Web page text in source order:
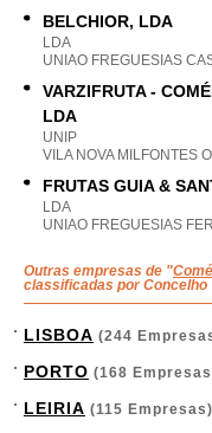
BELCHIOR, LDA
LDA
UNIAO FREGUESIAS
VARZIFRUTA -
LDA
UNIP
VILA NOVA MILFONTES
FRUTAS GUIA &
LDA
UNIAO FREGUESIAS
Outras empresas de "
classificadas por Concelho
LISBOA (244
PORTO (168
LEIRIA (115 Empresas)